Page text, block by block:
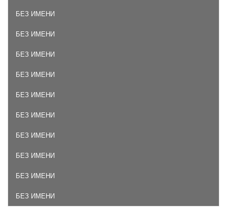
БЕЗ ИМЕНИ
БЕЗ ИМЕНИ
БЕЗ ИМЕНИ
БЕЗ ИМЕНИ
БЕЗ ИМЕНИ
БЕЗ ИМЕНИ
БЕЗ ИМЕНИ
БЕЗ ИМЕНИ
БЕЗ ИМЕНИ
БЕЗ ИМЕНИ